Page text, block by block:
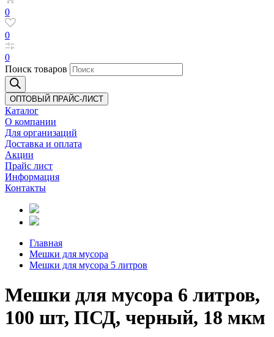
0
0
0
Поиск товаров
ОПТОВЫЙ ПРАЙС-ЛИСТ
Каталог
О компании
Для организаций
Доставка и оплата
Акции
Прайс лист
Информация
Контакты
Главная
Мешки для мусора
Мешки для мусора 5 литров
Мешки для мусора 6 литров,
100 шт, ПСД, черный, 18 мкм